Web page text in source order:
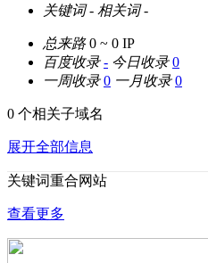
关键词 - 相关词 -
总来路 0 ~ 0 IP
百度收录 - 今日收录 0
一周收录 0 一月收录 0
0 个相关子域名
展开全部信息
关键词重合网站
查看更多